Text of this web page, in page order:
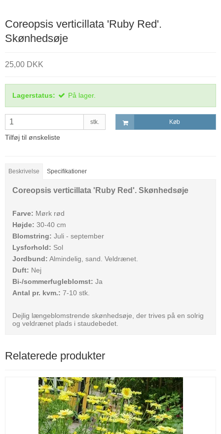
Coreopsis verticillata 'Ruby Red'.
Skønhedsøje
25,00 DKK
Lagerstatus: På lager.
stk. Køb
Tilføj til ønskeliste
Beskrivelse Specifikationer
Coreopsis verticillata 'Ruby Red'. Skønhedsøje
Farve: Mørk rød
Højde: 30-40 cm
Blomstring: Juli - september
Lysforhold: Sol
Jordbund: Almindelig, sand. Veldrænet.
Duft: Nej
Bi-/sommerfugleblomst: Ja
Antal pr. kvm.: 7-10 stk.
Dejlig længeblomstrende skønhedsøje, der trives på en solrig
og veldrænet plads i staudebedet.
Relaterede produkter